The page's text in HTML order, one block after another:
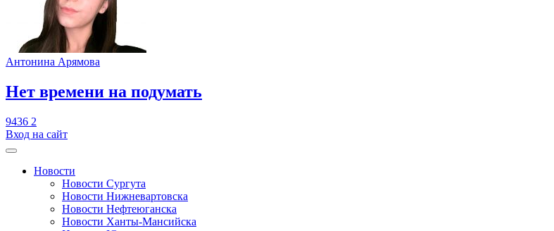
Антонина Арямова
​Нет времени на подумать
9436 2
Вход на сайт
Новости
Новости Сургута
Новости Нижневартовска
Новости Нефтеюганска
Новости Ханты-Мансийска